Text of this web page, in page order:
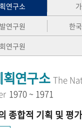
연구소
연구원
한
연구원
연구소 The
1970 ~ 1971
종합적 기획 및 평가